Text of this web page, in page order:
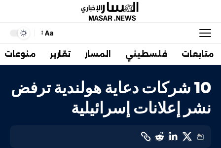
Aa
متابعات فلسطيني المسار تقارير منوعات
10 شركات دعاية هولندية ترفض
نشر إعلانات إسرائيلية